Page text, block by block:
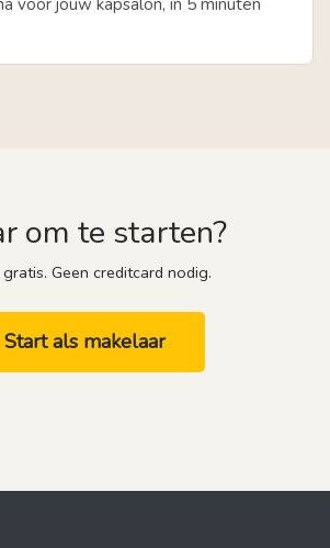
voor jouw kapsalon, in 5 minuten
om te starten?
Geen creditcard nodig.
Start als makelaar